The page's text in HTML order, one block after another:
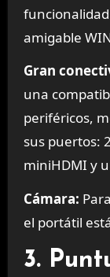
amigable
Gran
una
periféricos,
sus puertos:
miniHDMI y
Cámara:
el portátil
3.